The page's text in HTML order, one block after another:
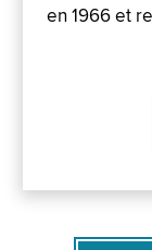
en 1966 et